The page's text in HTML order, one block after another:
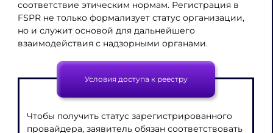
соответствие этическим нормам. Регистрация в
FSPR не только формализует статус организации,
но и служит основой для дальнейшего
взаимодействия с надзорными органами.
Условия доступа к реестру
Чтобы получить статус зарегистрированного
провайдера, заявитель обязан соответствовать